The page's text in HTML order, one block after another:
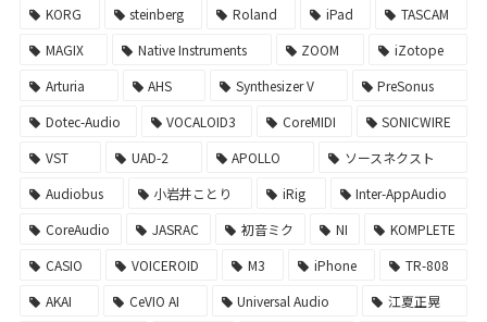
KORG steinberg Roland iPad
TASCAM
MAGIX
Native Instruments ZOOM
iZotope
Arturia
AHS Synthesizer V
PreSonus
Dotec-Audio
VOCALOID3 CoreMIDI
SONICWIRE
VST
UAD-2 APOLLO
ソースネクスト
Audiobus
小岩井ことり iRig
Inter-AppAudio
CoreAudio
JASRAC 初音ミク NI
KOMPLETE
CASIO
VOICEROID M3 iPhone
TR-808
AKAI
CeVIO AI Universal Audio
江夏正晃